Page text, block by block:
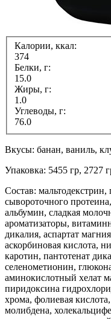
Калории, ккал:
374
Белки, г:
15.0
Жиры, г:
1.0
Углеводы, г:
76.0
Вкусы: банан, ваниль,
Упаковка: 5455 гр, 2727
Состав: мальтодекстрин,
сывороточного
альбумин, сладкая
ароматизаторы,
дикалия, аспартат
аскорбиновая кислота,
каротин, пантотенат
селенометионин,
аминокислотный хелат
пиридоксина
хрома, фолиевая
молибдена,